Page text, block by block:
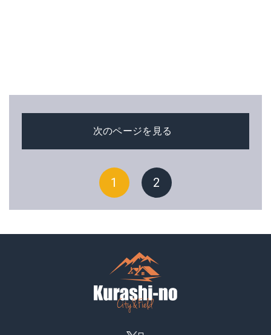
次のページを見る
1 2